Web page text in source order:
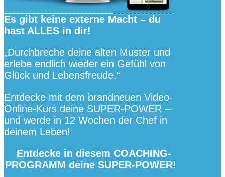
Es gibt keine externe Macht – du
hast ALLES in dir!
„Durchbreche deine alten Muster und
erlebe endlich wieder ein Gefühl von
Glück und Lebensfreude.“
Entdecke mit dem brandneuen Video-
Online-Kurs deine SUPER-POWER –
und werde in 12 Wochen der Chef in
deinem Leben!
Entdecke in diesem COACHING-
PROGRAMM deine SUPER-POWER!